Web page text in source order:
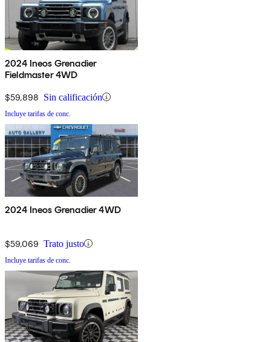
2024 Ineos Grenadier
Fieldmaster 4WD
$59,898 Sin calificación
Incluye tarifas de conc.
2024 Ineos Grenadier 4WD
$59,069 Trato justo
Incluye tarifas de conc.